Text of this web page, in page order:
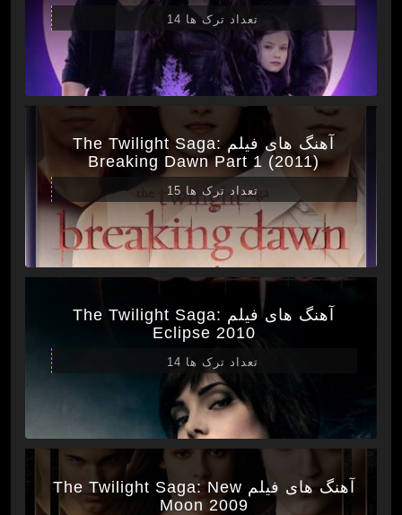
تعداد ترک ها 14
آهنگ های فیلم The Twilight Saga:
Breaking Dawn Part 1 (2011)
تعداد ترک ها 15
آهنگ های فیلم The Twilight Saga:
Eclipse 2010
تعداد ترک ها 14
آهنگ های فیلم The Twilight Saga: New
Moon 2009